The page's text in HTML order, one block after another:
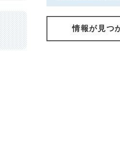
情報が見つ